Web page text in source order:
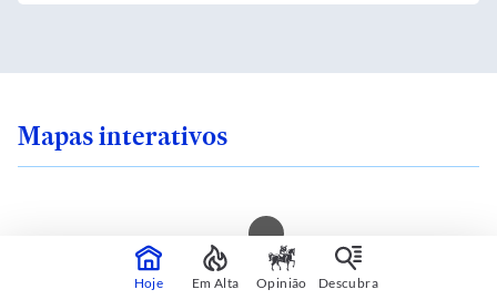
Mapas interativos
seguro onde
Você mora em uma
Hoje Em Alta Opinião Descubra